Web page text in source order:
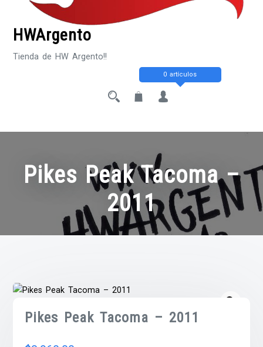
HWArgento
Tienda de HW Argento!!
0 artículos
Pikes Peak Tacoma –
2011
Pikes Peak Tacoma – 2011